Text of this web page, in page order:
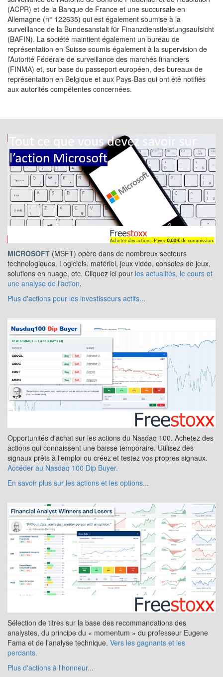
(ACPR) et de la Banque de France et une succursale en
Allemagne (n° 122635) qui est également soumise à la
surveillance de la Bundesanstalt für Finanzdienstleistungsaufsicht
(BAFIN). La société maintient également un bureau de
représentation en Suisse soumis également à la supervision de
l’Autorité Fédérale de surveillance des marchés financiers
(FINMA) et, sur base du passeport européen, des bureaux de
représentation en Belgique et aux Pays-Bas qui ont été notifiés
aux autorités compétentes concernées.
MICROSOFT (MSFT) opère dans de nombreux secteurs
technologiques. Logiciels, matériel, jeux vidéo, consoles de jeux,
solutions en nuage, etc. Cliquez ici pour les actualités, le cours et
une analyse de l'action.
Plus d'actions pour les investisseurs actifs...
Opportunités d'achat sur les actions du Nasdaq 100. Achetez des
actions qui connaissent une baisse temporaire. Utilisez des
signaux prêts à l'emploi ou créez et testez vos propres signaux.
Accéder au Nasdaq 100 Dip Buyer.
En savoir plus sur les actions et les options...
Sélection de titres sur la base des recommandations des
analystes, du principe du « momentum » du professeur Eugene
Fama et de l'analyse technique. Vers les gagnants et les
perdants.
Plus d'actions à l'honneur...